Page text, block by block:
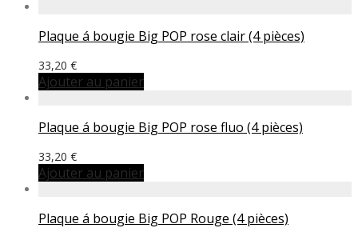
Plaque á bougie Big POP rose clair (4 pièces)
33,20 €
Ajouter au panier
Plaque á bougie Big POP rose fluo (4 pièces)
33,20 €
Ajouter au panier
Plaque á bougie Big POP Rouge (4 pièces)